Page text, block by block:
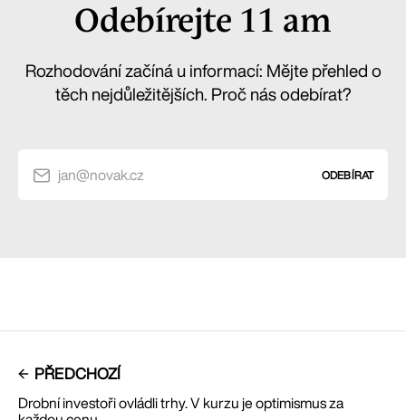
Odebírejte 11 am
Rozhodování začíná u informací: Mějte přehled o
těch nejdůležitějších. Proč nás odebírat?
jan@novak.cz ODEBÍRAT
PŘEDCHOZÍ
Drobní investoři ovládli trhy. V kurzu je optimismus za